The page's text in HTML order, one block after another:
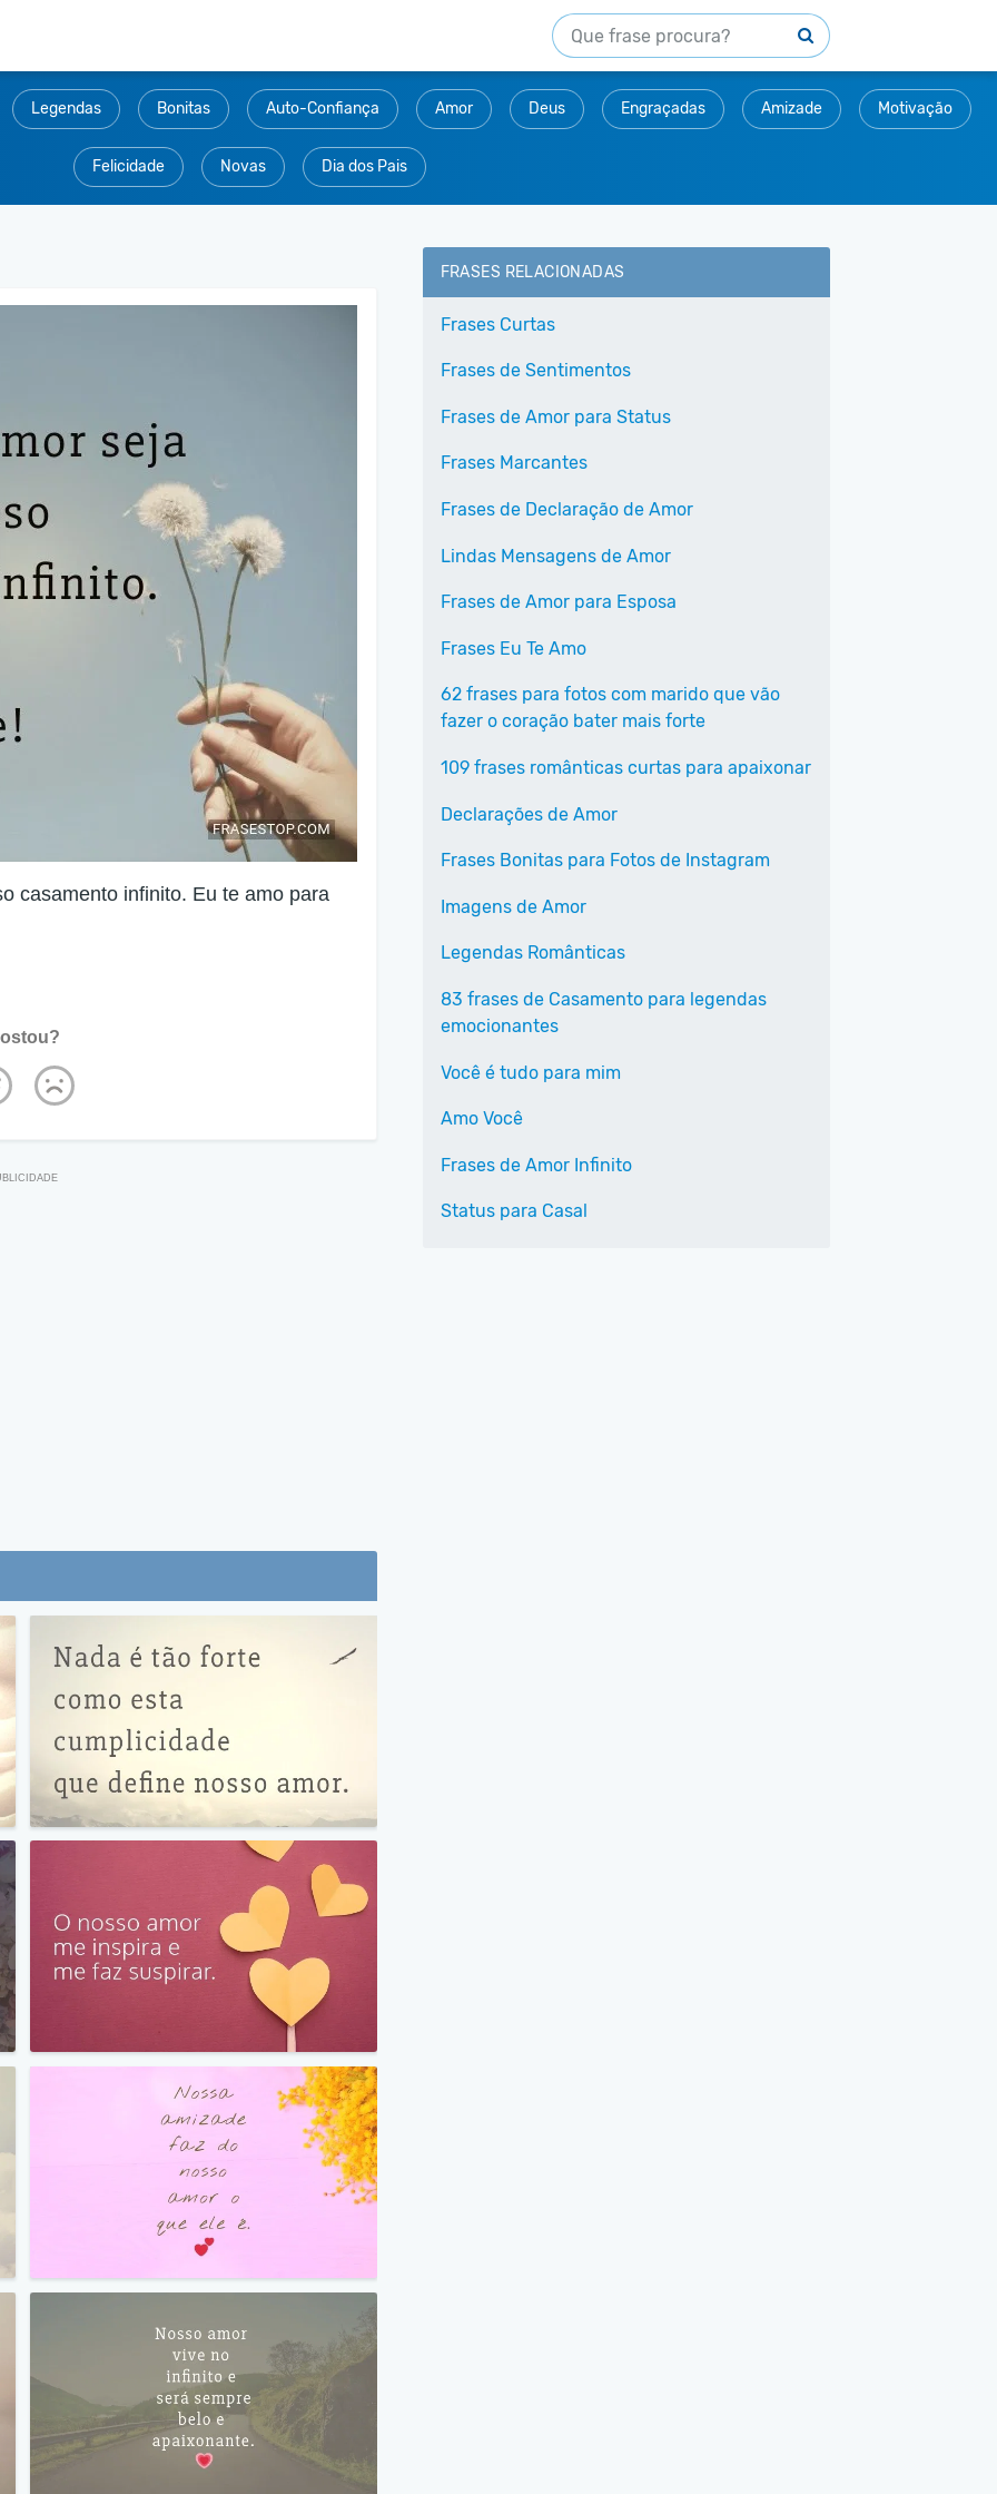
Legendas Bonitas Auto-Confiança Amor Deus Engraçadas Amizade Motivação
Felicidade Novas Dia dos Pais
casamento infinito. Eu te amo para
FRASES RELACIONADAS
Frases Curtas
Frases de Sentimentos
Frases de Amor para Status
Frases Marcantes
Frases de Declaração de Amor
Lindas Mensagens de Amor
Frases de Amor para Esposa
Frases Eu Te Amo
62 frases para fotos com marido que vão
fazer o coração bater mais forte
109 frases românticas curtas para apaixonar
Declarações de Amor
Frases Bonitas para Fotos de Instagram
Imagens de Amor
Legendas Românticas
83 frases de Casamento para legendas
emocionantes
Você é tudo para mim
Amo Você
Frases de Amor Infinito
Status para Casal